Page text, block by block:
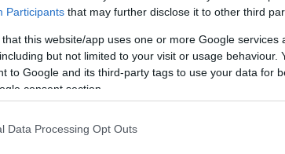
Participants that may further disclose it to other third
that this website/app uses one or more Google services
but not limited to your visit or usage behaviour.
to Google and its third-party tags to use your data for
consent section.
Data Processing Opt Outs